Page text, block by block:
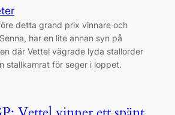
detta grand prix vinnare och
har en lite annan syn på
där Vettel vägrade lyda stallorder
stallkamrat för seger i loppet.